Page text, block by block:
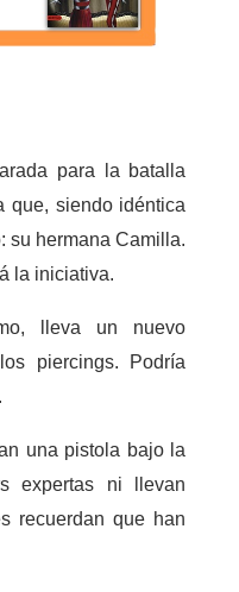
para la batalla
que, siendo idéntica
su hermana Camilla.
la iniciativa.
lleva un nuevo
piercings. Podría
una pistola bajo la
expertas ni llevan
recuerdan que han